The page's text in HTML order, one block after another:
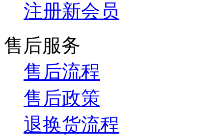
注册新会员
售后服务
售后流程
售后政策
退换货流程